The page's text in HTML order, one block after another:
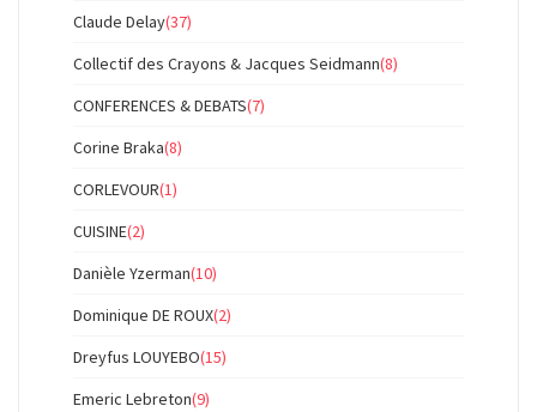
Claude Delay(37)
Collectif des Crayons & Jacques Seidmann(8)
CONFERENCES & DEBATS(7)
Corine Braka(8)
CORLEVOUR(1)
CUISINE(2)
Danièle Yzerman(10)
Dominique DE ROUX(2)
Dreyfus LOUYEBO(15)
Emeric Lebreton(9)